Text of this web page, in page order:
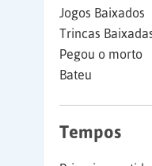
Jogos Baixados
Trincas
Pegou o morto
Bateu
Tempos